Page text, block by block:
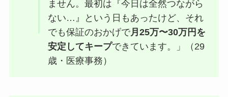
ません。最初は『今日は全然つながら
ない…』という日もあったけど、それ
でも保証のおかげで月25万〜30万円を
安定してキープできています。」（29
歳・医療事務）